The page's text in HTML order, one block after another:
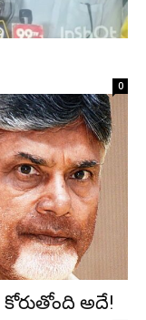
0
కోరుతోంది అదే!